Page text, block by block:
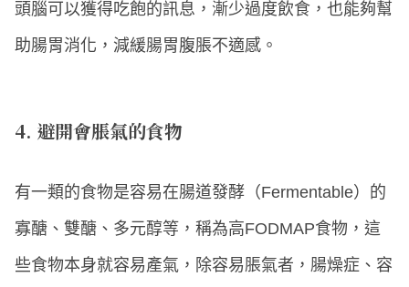
頭腦可以獲得吃飽的訊息，漸少過度飲食，也能夠幫
助腸胃消化，減緩腸胃腹脹不適感。
4. 避開會脹氣的食物
有一類的食物是容易在腸道發酵（Fermentable）的
寡醣、雙醣、多元醇等，稱為高FODMAP食物，這
些食物本身就容易產氣，除容易脹氣者，腸燥症、容